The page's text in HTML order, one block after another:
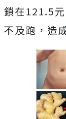
鎖在121.5
不及跑，造